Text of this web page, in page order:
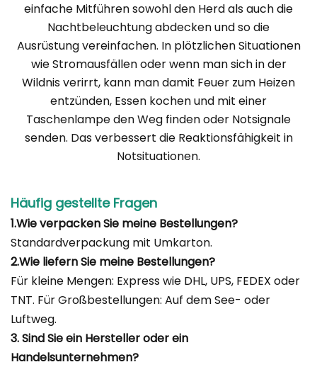
einfache Mitführen sowohl den Herd als auch die
Nachtbeleuchtung abdecken und so die
Ausrüstung vereinfachen. In plötzlichen Situationen
wie Stromausfällen oder wenn man sich in der
Wildnis verirrt, kann man damit Feuer zum Heizen
entzünden, Essen kochen und mit einer
Taschenlampe den Weg finden oder Notsignale
senden. Das verbessert die Reaktionsfähigkeit in
Notsituationen.
Häufig gestellte Fragen
1.Wie verpacken Sie meine Bestellungen?
Standardverpackung mit Umkarton.
2.Wie liefern Sie meine Bestellungen?
Für kleine Mengen: Express wie DHL, UPS, FEDEX oder
TNT. Für Großbestellungen: Auf dem See- oder
Luftweg.
3. Sind Sie ein Hersteller oder ein
Handelsunternehmen?